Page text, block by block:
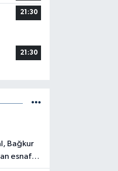
21:30
21:30
esnafın